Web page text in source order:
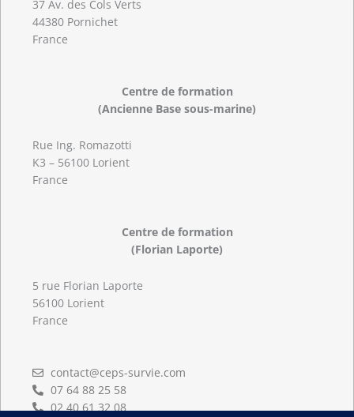
37 Av. des Cols Verts
44380 Pornichet
France
Centre de formation
(Ancienne Base sous-marine)
Rue Ing. Romazotti
K3 – 56100 Lorient
France
Centre de formation
(Florian Laporte)
5 rue Florian Laporte
56100 Lorient
France
contact@ceps-survie.com
07 64 88 25 58
02 40 61 32 08